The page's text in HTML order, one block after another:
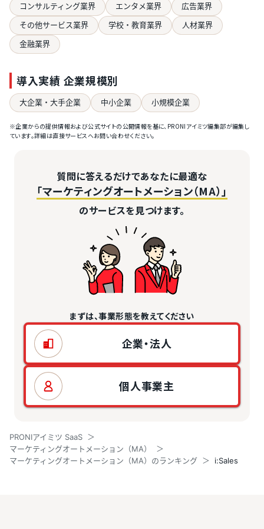
コンサルティング業界 エンタメ業界
広告業界
その他サービス業界
学校・教育業界
人材業界
金融業界
導入実績 企業規模別
大企業・大手企業 中小企業 小規模企業
※企業からの提供情報および公式サイトの公開情報を基に、PRONIアイミツ編集部が編集し
ています。詳細は直接サービスへお問い合わせください。
質問に答えるだけであなたに最適な
「マーケティングオートメーション（MA）」
のサービスを見つけます。
まずは、事業形態を教えてください
企業・法人
個人事業主
PRONIアイミツ SaaS
マーケティングオートメーション（MA）
マーケティングオートメーション（MA）のランキング
i:Sales